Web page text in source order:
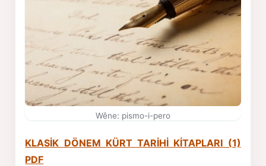
Wêne: pismo-i-pero
KLASİK DÖNEM KÜRT TARİHİ KİTAPLARI (1)
PDF